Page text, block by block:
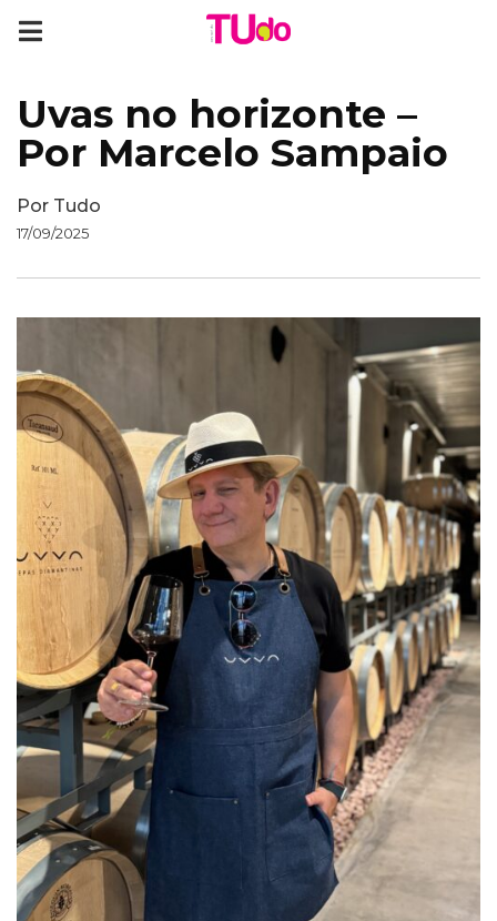
Uvas no horizonte –
Por Marcelo Sampaio
Por Tudo
17/09/2025